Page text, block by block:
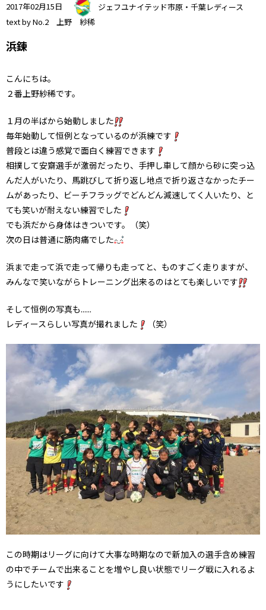
2017年02月15日
ジェフユナイテッド市原・千葉レディース
text by No.2 上野 紗稀
浜錬
こんにちは。
２番上野紗稀です。
１月の半ばから始動しました
毎年始動して恒例となっているのが浜練です
普段とは違う感覚で面白く練習できます
相撲して安齋選手が激弱だったり、手押し車して顔から砂に突っ込
んだ人がいたり、馬跳びして折り返し地点で折り返さなかったチー
ムがあったり、ビーチフラッグでどんどん減速してく人いたり、と
ても笑いが耐えない練習でした
でも浜だから身体はきついです。（笑）
次の日は普通に筋肉痛でした
浜まで走って浜で走って帰りも走ってと、ものすごく走りますが、
みんなで笑いながらトレーニング出来るのはとても楽しいです
そして恒例の写真も......
レディースらしい写真が撮れました
（笑）
この時期はリーグに向けて大事な時期なので新加入の選手含め練習
の中でチームで出来ることを増やし良い状態でリーグ戦に入れるよ
うにしたいです